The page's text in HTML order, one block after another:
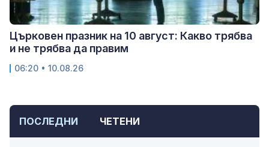
ПОСЛЕДНИ ЧЕТЕНИ
Църковен празник на 10 август: Какво трябва
и не трябва да правим
06:20 • 10.08.26